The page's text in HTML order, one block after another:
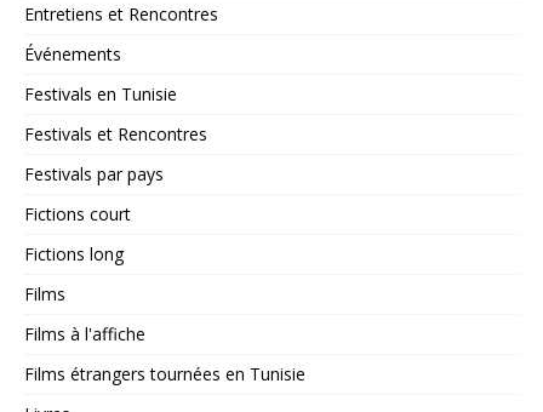
Entretiens et Rencontres
Événements
Festivals en Tunisie
Festivals et Rencontres
Festivals par pays
Fictions court
Fictions long
Films
Films à l'affiche
Films étrangers tournées en Tunisie